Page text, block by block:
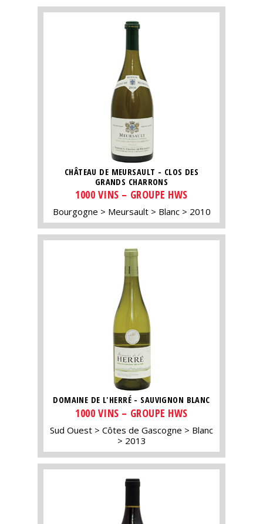
CHÂTEAU DE MEURSAULT - CLOS DES
GRANDS CHARRONS
1000 VINS – GROUPE HWS
Bourgogne Meursault Blanc 2010
DOMAINE DE L'HERRÉ - SAUVIGNON BLANC
1000 VINS – GROUPE HWS
Sud Ouest Côtes de Gascogne
Blanc
2013